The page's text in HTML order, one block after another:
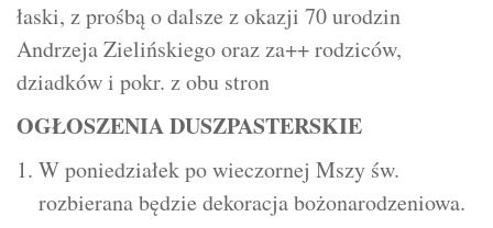
łaski, z prośbą o dalsze z okazji 70 urodzin
Andrzeja Zielińskiego oraz za++ rodziców,
dziadków i pokr. z obu stron
OGŁOSZENIA DUSZPASTERSKIE
W poniedziałek po wieczornej Mszy św.
rozbierana będzie dekoracja bożonarodzeniowa.